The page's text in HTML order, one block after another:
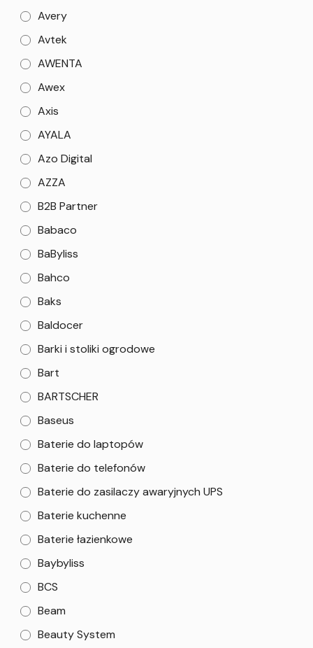
Avery
Avtek
AWENTA
Awex
Axis
AYALA
Azo Digital
AZZA
B2B Partner
Babaco
BaByliss
Bahco
Baks
Baldocer
Barki i stoliki ogrodowe
Bart
BARTSCHER
Baseus
Baterie do laptopów
Baterie do telefonów
Baterie do zasilaczy awaryjnych UPS
Baterie kuchenne
Baterie łazienkowe
Baybyliss
BCS
Beam
Beauty System